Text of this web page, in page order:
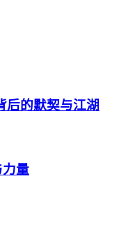
后的默契与江湖
量